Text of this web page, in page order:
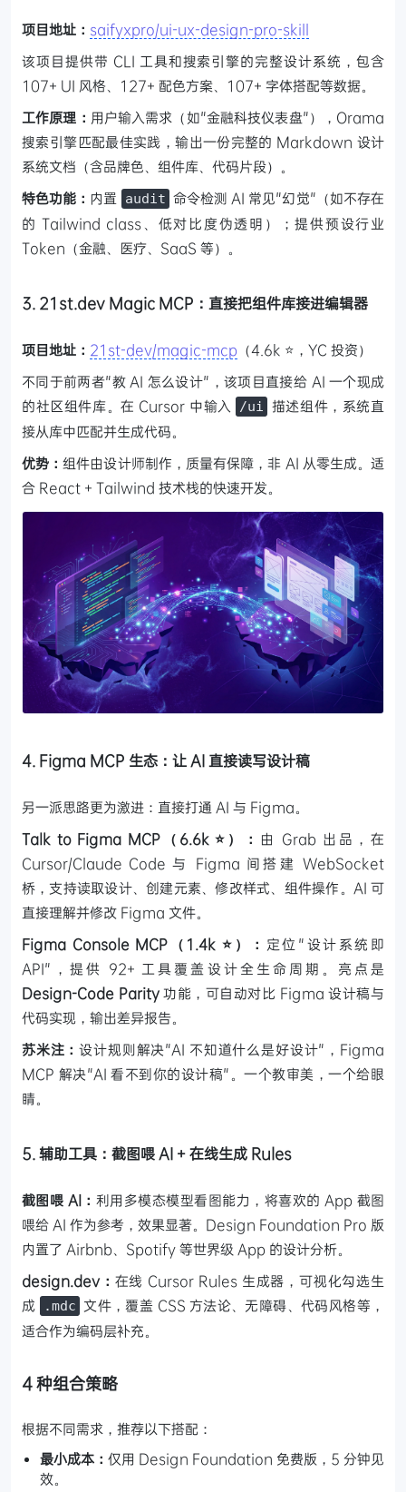
项目地址： saifyxpro/ui-ux-design-pro-skill
该项目提供带 CLI 工具和搜索引擎的完整设计系统，包含
107+ UI 风格、127+ 配色方案、107+ 字体搭配等数据。
工作原理： 用户输入需求（如"金融科技仪表盘"），Orama
搜索引擎匹配最佳实践，输出一份完整的 Markdown 设计
系统文档（含品牌色、组件库、代码片段）。
特色功能： 内置 audit 命令检测 AI 常见"幻觉"（如不存在
的 Tailwind class、低对比度伪透明）；提供预设行业
Token（金融、医疗、SaaS 等）。
3. 21st.dev Magic MCP：直接把组件库接进编辑器
项目地址： 21st-dev/magic-mcp （4.6k ⭐，YC 投资）
不同于前两者"教 AI 怎么设计"，该项目直接给 AI 一个现成
的社区组件库。在 Cursor 中输入
/ui 描述组件，系统直
接从库中匹配并生成代码。
优势：组件由设计师制作，质量有保障，非 AI 从零生成。适
合 React + Tailwind 技术栈的快速开发。
4. Figma MCP 生态：让 AI 直接读写设计稿
另一派思路更为激进：直接打通 AI 与 Figma。
Talk to Figma MCP（6.6k ⭐）： 由 Grab 出品，在
Cursor/Claude Code 与 Figma 间搭建 WebSocket
桥，支持读取设计、创建元素、修改样式、组件操作。AI 可
直接理解并修改 Figma 文件。
Figma Console MCP（1.4k ⭐）： 定位"设计系统即
API"，提供 92+ 工具覆盖设计全生命周期。亮点是
Design-Code Parity功能，可自动对比 Figma 设计稿与
代码实现，输出差异报告。
苏米注：设计规则解决"AI 不知道什么是好设计"，Figma
MCP 解决"AI 看不到你的设计稿"。一个教审美，一个给眼
睛。
5. 辅助工具：截图喂 AI + 在线生成 Rules
截图喂 AI： 利用多模态模型看图能力，将喜欢的 App 截图
喂给 AI 作为参考，效果显著。Design Foundation Pro 版
内置了 Airbnb、Spotify 等世界级 App 的设计分析。
design.dev： 在线 Cursor Rules 生成器，可视化勾选生
成
.mdc 文件，覆盖 CSS 方法论、无障碍、代码风格等，
适合作为编码层补充。
4 种组合策略
根据不同需求，推荐以下搭配：
最小成本： 仅用 Design Foundation 免费版，5 分钟见
效。